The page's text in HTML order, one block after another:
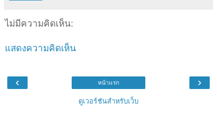
ไม่มีความคิดเห็น:
แสดงความคิดเห็น
‹ ›
หน้าแรก
ดูเวอร์ชันสำหรับเว็บ